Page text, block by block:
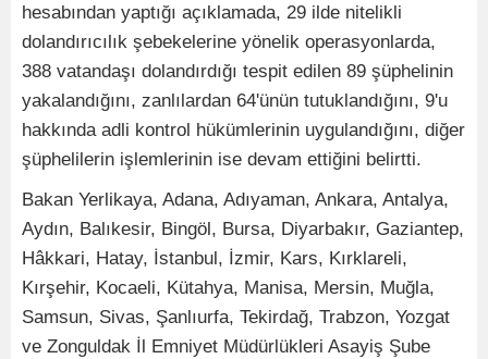
hesabından yaptığı açıklamada, 29 ilde nitelikli
dolandırıcılık şebekelerine yönelik operasyonlarda,
388 vatandaşı dolandırdığı tespit edilen 89 şüphelinin
yakalandığını, zanlılardan 64'ünün tutuklandığını, 9'u
hakkında adli kontrol hükümlerinin uygulandığını, diğer
şüphelilerin işlemlerinin ise devam ettiğini belirtti.
Bakan Yerlikaya, Adana, Adıyaman, Ankara, Antalya,
Aydın, Balıkesir, Bingöl, Bursa, Diyarbakır, Gaziantep,
Hâkkari, Hatay, İstanbul, İzmir, Kars, Kırklareli,
Kırşehir, Kocaeli, Kütahya, Manisa, Mersin, Muğla,
Samsun, Sivas, Şanlıurfa, Tekirdağ, Trabzon, Yozgat
ve Zonguldak İl Emniyet Müdürlükleri Asayiş Şube